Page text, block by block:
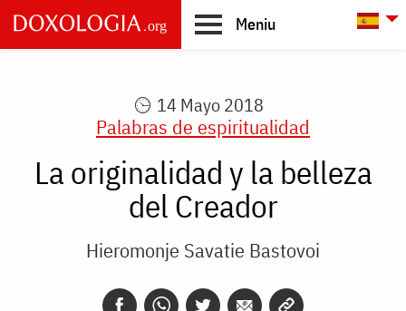
Skip to main content
Meniu
14 Mayo 2018
Palabras de espiritualidad
La originalidad y la belleza
del Creador
Hieromonje Savatie Bastovoi